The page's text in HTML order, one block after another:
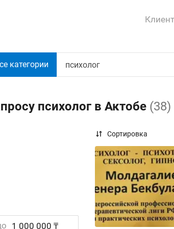
категории
психолог в Актобе (38)
Сортировка